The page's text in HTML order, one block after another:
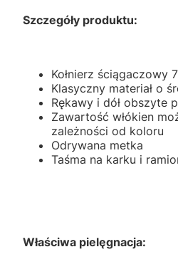
Szczegóły produktu:
Kołnierz ściągaczowy
Klasyczny materiał o
Rękawy i dół obszyte
Zawartość włókien
zależności od koloru
Odrywana metka
Taśma na karku i
Właściwa pielęgnacja: